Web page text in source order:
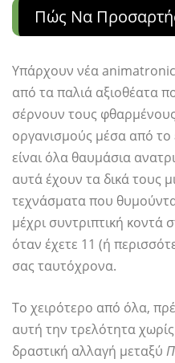
Πώς Να
Υπάρχουν νέα
από τα παλιά αξιοθέατα
σέρνουν τους
οργανισμούς μέσα από το
είναι όλα θαυμάσια
αυτά έχουν τα δικά τους
τεχνάσματα που
μέχρι συντριπτική κοντά
όταν έχετε 11 (ή
σας ταυτόχρονα.
Το χειρότερο από όλα,
αυτή την τρελότητα
δραστική αλλαγή μεταξύ